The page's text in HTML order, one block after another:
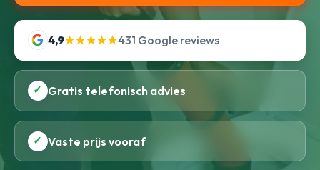
4,9★★★★★431 Google reviews
✓ Gratis telefonisch advies
✓ Vaste prijs vooraf